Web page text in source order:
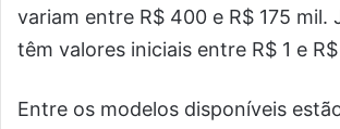
variam entre R$ 400 e R$ 175 mil.
têm valores iniciais entre R$ 1 e R$
Entre os modelos disponíveis